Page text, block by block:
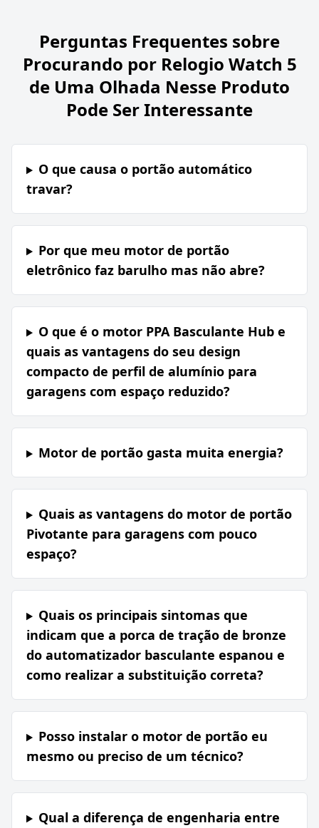
Perguntas Frequentes sobre
Procurando por Relogio Watch 5
de Uma Olhada Nesse Produto
Pode Ser Interessante
O que causa o portão automático
travar?
Por que meu motor de portão
eletrônico faz barulho mas não abre?
O que é o motor PPA Basculante Hub e
quais as vantagens do seu design
compacto de perfil de alumínio para
garagens com espaço reduzido?
Motor de portão gasta muita energia?
Quais as vantagens do motor de portão
Pivotante para garagens com pouco
espaço?
Quais os principais sintomas que
indicam que a porca de tração de bronze
do automatizador basculante espanou e
como realizar a substituição correta?
Posso instalar o motor de portão eu
mesmo ou preciso de um técnico?
Qual a diferença de engenharia entre